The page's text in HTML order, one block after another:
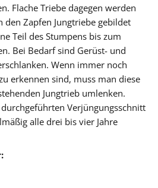
Flache Triebe dagegen werden
den Zapfen Jungtriebe gebildet
Teil des Stumpens bis zum
Bei Bedarf sind Gerüst- und
Wenn immer noch
erkennen sind, muss man diese
Jungtrieb umlenken.
Verjüngungsschnitt
alle drei bis vier Jahre